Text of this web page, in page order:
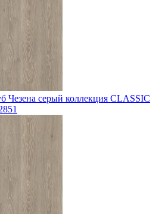
Чезена серый коллекция CLASSIC